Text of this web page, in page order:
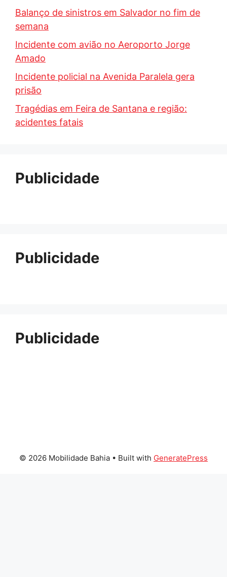
Balanço de sinistros em Salvador no fim de
semana
Incidente com avião no Aeroporto Jorge
Amado
Incidente policial na Avenida Paralela gera
prisão
Tragédias em Feira de Santana e região:
acidentes fatais
Publicidade
Publicidade
Publicidade
© 2026 Mobilidade Bahia • Built with GeneratePress